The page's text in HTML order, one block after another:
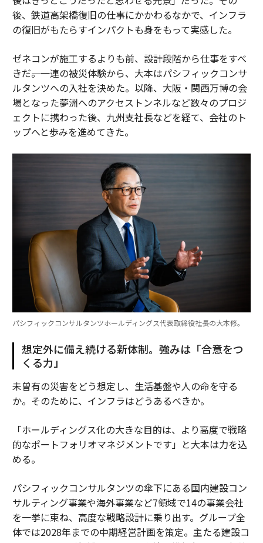
後、鉄道高架橋復旧の仕事にかかわるなかで、インフラ
の復旧がもたらすインパクトも身をもって実感した。
ゼネコンが施工するよりも前、設計段階から仕事をすべ
きだ――。一連の被災体験から、大本はパシフィックコンサ
ルタンツへの入社を決めた。以降、大阪・関西万博の会
場となった夢洲へのアクセストンネルなど数々のプロジ
ェクトに携わった後、九州支社長などを経て、会社のト
ップへと歩みを進めてきた。
パシフィックコンサルタンツホールディングス代表取締役社長の大本修。
想定外に備え続ける新体制。強みは「合意をつ
くる力」
未曽有の災害をどう想定し、生活基盤や人の命を守る
か。そのために、インフラはどうあるべきか。
「ホールディングス化の大きな目的は、より高度で戦略
的なポートフォリオマネジメントです」と大本は力を込
める。
パシフィックコンサルタンツの傘下にある国内建設コン
サルティング事業や海外事業など7領域で14の事業会社
を一挙に束ね、高度な戦略設計に乗り出す。グループ全
体では2028年までの中期経営計画を策定。主たる建設コ